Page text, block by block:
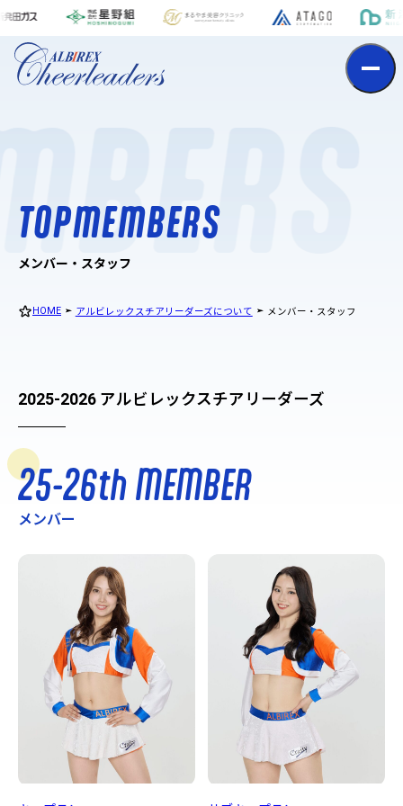
pmem
TOPMEMBERS
メンバー・スタッフ
HOME アルビレックスチアリーダーズについて メンバー・スタッフ
2025-2026 アルビレックスチアリーダーズ
25-26thMEMBER
メンバー